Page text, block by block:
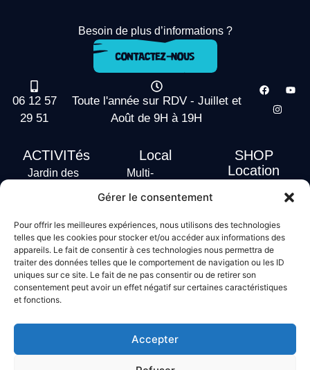
Gérer le consentement
Pour offrir les meilleures expériences, nous utilisons des technologies
telles que les cookies pour stocker et/ou accéder aux informations des
appareils. Le fait de consentir à ces technologies nous permettra de
traiter des données telles que le comportement de navigation ou les ID
uniques sur ce site. Le fait de ne pas consentir ou de retirer son
consentement peut avoir un effet négatif sur certaines caractéristiques
et fonctions.
Accepter
Besoin de plus d’informations ?
06 12 57
29 51
Toute l'année sur RDV - Juillet et
Août de 9H à 19H
ACTIVITés
Jardin des
Stand Up
Paddle
Bodyboard
Local
Multi-
Hébergement
SHOP
Location
Politique de confidentialité